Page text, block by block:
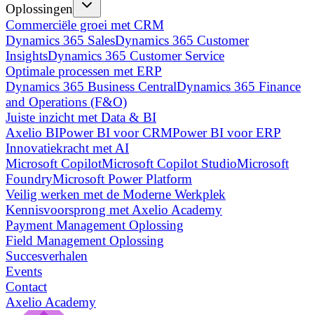
Oplossingen
Commerciële groei met CRM
Dynamics 365 SalesDynamics 365 Customer
InsightsDynamics 365 Customer Service
Optimale processen met ERP
Dynamics 365 Business CentralDynamics 365 Finance
and Operations (F&O)
Juiste inzicht met Data & BI
Axelio BIPower BI voor CRMPower BI voor ERP
Innovatiekracht met AI
Microsoft CopilotMicrosoft Copilot StudioMicrosoft
FoundryMicrosoft Power Platform
Veilig werken met de Moderne Werkplek
Kennisvoorsprong met Axelio Academy
Payment Management Oplossing
Field Management Oplossing
Succesverhalen
Events
Contact
Axelio Academy